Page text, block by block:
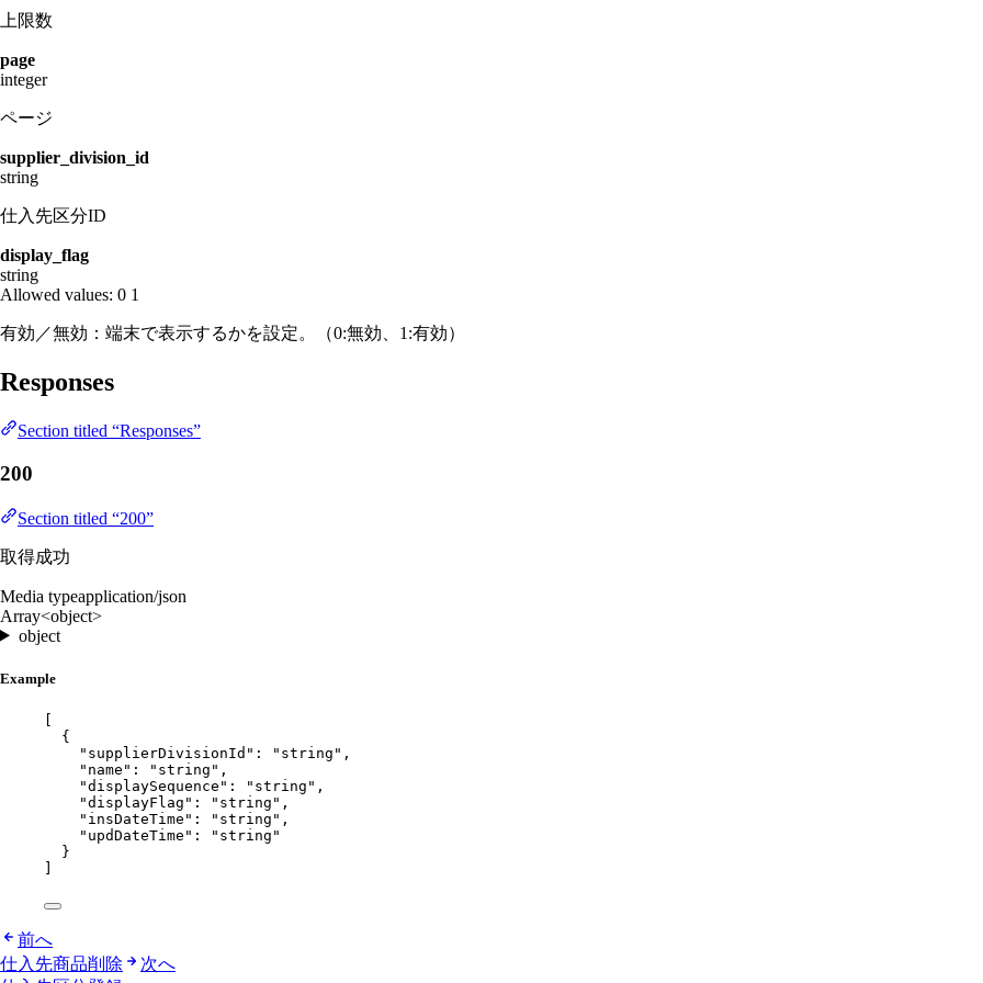
上限数
page
integer
ページ
supplier_division_id
string
仕入先区分ID
display_flag
string
Allowed values: 0 1
有効／無効：端末で表示するかを設定。（0:無効、1:有効）
Responses
Section titled “Responses”
200
Section titled “200”
取得成功
Media typeapplication/json
Array<object>
object
Example
{
"supplierDivisionId" : " string " ,
"name" : " string " ,
"displaySequence" : " string " ,
"displayFlag" : " string " ,
"insDateTime" : " string " ,
"updDateTime" : " string "
}
前へ
仕入先商品削除
次へ